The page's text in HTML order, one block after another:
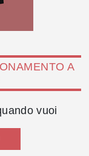
A
vuoi